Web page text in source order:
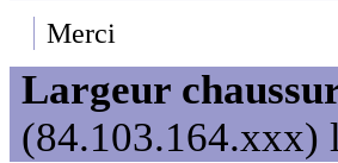
Merci
Largeur
(84.103.164.xxx)